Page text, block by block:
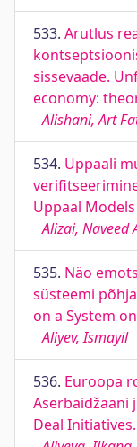
533. Arutlus
sissevaade.
economy:
Alishani, Art
534. Uppaali
Uppaal Models
Alizai, Naveed
535. Näo
süsteemi
on a System
Aliyev, Ismayil
536. Euroopa
Aserbaidžaani
Deal